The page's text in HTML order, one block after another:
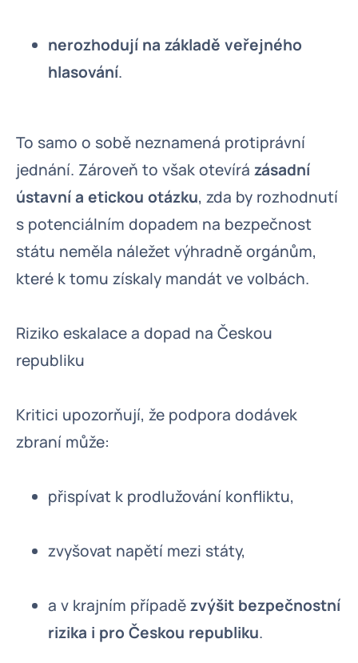
nerozhodují na základě veřejného
hlasování.
To samo o sobě neznamená protiprávní
jednání. Zároveň to však otevírá zásadní
ústavní a etickou otázku, zda by rozhodnutí
s potenciálním dopadem na bezpečnost
státu neměla náležet výhradně orgánům,
které k tomu získaly mandát ve volbách.
Riziko eskalace a dopad na Českou
republiku
Kritici upozorňují, že podpora dodávek
zbraní může:
přispívat k prodlužování konfliktu,
zvyšovat napětí mezi státy,
a v krajním případězvýšit bezpečnostní
rizika i pro Českou republiku.